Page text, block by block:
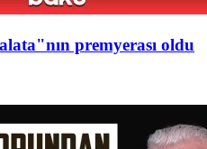
premyerası oldu